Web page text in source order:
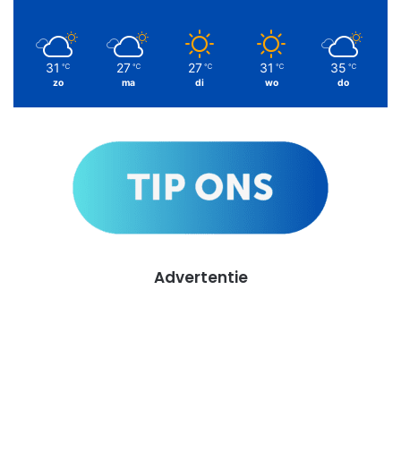
31 ℃
zo
27 ℃
ma
27 ℃
di
31 ℃
wo
35 ℃
do
Advertentie